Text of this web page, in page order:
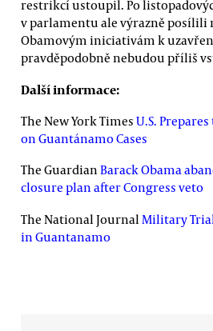
restrikcí ustoupil. Po
v parlamentu ale výrazně
Obamovým iniciativám k
pravděpodobně nebudou příliš
Další informace:
The New York Times U.S.
on Guantánamo Cases
The Guardian Barack Obama
closure plan after Congress veto
The National Journal Military
in Guantanamo